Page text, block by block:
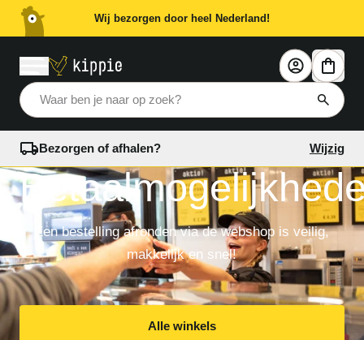
Wij bezorgen door heel Nederland!
Waar ben je naar op zoek?
Bezorgen of afhalen? Wijzig
Een bestelling afronden via de webshop is veilig,
makkelijk en snel!
Alle winkels